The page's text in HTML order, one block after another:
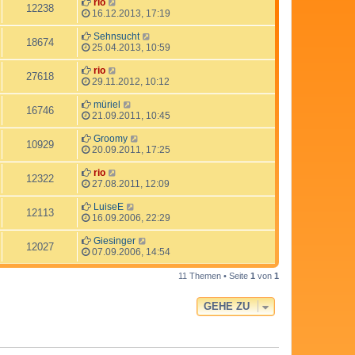
12238
rio
16.12.2013, 17:19
18674
Sehnsucht
25.04.2013, 10:59
27618
rio
29.11.2012, 10:12
16746
müriel
21.09.2011, 10:45
10929
Groomy
20.09.2011, 17:25
12322
rio
27.08.2011, 12:09
12113
LuiseE
16.09.2006, 22:29
12027
Giesinger
07.09.2006, 14:54
11 Themen • Seite 1 von 1
GEHE ZU